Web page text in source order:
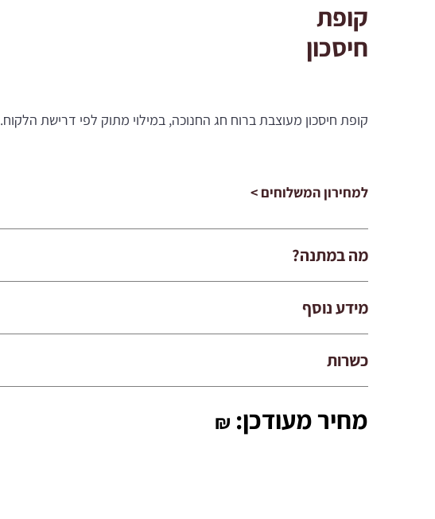
קופת
חיסכון
קופת חיסכון מעוצבת ברוח חג החנוכה, במילוי מתוק לפי דרישת הלקוח.
למחירון המשלוחים >
מה במתנה?
מידע נוסף
כשרות
מחיר מעודכן: ₪